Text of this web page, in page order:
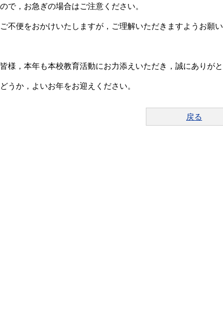
ので，お急ぎの場合はご注意ください。
ご不便をおかけいたしますが，ご理解いただきますようお願
皆様，本年も本校教育活動にお力添えいただき，誠にありが
どうか，よいお年をお迎えください。
戻る